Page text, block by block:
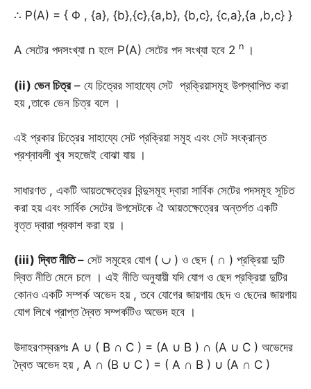
∴ P(A) = { Φ , {a}, {b},{c},{a,b}, {b,c}, {c,a},{a ,b,c} }
A সেটের পদসংখ্যা n হলে P(A) সেটের পদ সংখ্যা হবে 2 n ।
(ii) ভেন চিত্র– যে চিত্রের সাহায্যে সেট প্রক্রিয়াসমূহ উপস্থাপিত করা
হয় ,তাকে ভেন চিত্র বলে ।
এই প্রকার চিত্রের সাহায্যে সেট প্রক্রিয়া সমূহ এবং সেট সংক্রান্ত
প্রশ্নাবলী খুব সহজেই বোঝা যায় ।
সাধারণত , একটি আয়তক্ষেত্রের বিন্দুসমূহ দ্বারা সার্বিক সেটের পদসমূহ সূচিত
করা হয় এবং সার্বিক সেটের উপসেটকে ঐ আয়তক্ষেত্রের অন্তর্গত একটি
বৃত্ত দ্বারা প্রকাশ করা হয় ।
(iii) দ্বিত নীতি – সেট সমূহের যোগ ( ∪ ) ও ছেদ ( ∩ ) প্রক্রিয়া দুটি
দ্বিত নীতি মেনে চলে । এই নীতি অনুযায়ী যদি যোগ ও ছেদ প্রক্রিয়া দুটির
কোনও একটি সম্পর্ক অভেদ হয় , তবে যোগের জায়গায় ছেদ ও ছেদের জায়গায়
যোগ লিখে প্রাপ্ত দ্বৈত সম্পর্কটিও অভেদ হবে ।
উদাহরণস্বরূপঃ A ∪ ( B ∩ C ) = (A ∪ B ) ∩ (A ∪ C ) অভেদের
দ্বৈত অভেদ হয় , A ∩ (B ∪ C ) = ( A ∩ B ) ∪ (A ∩ C )